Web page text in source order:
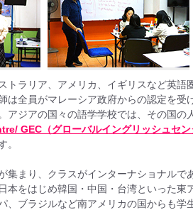
トラリア、アメリカ、イギリスなど英語
は全員がマレーシア政府からの認定を受
アジアの国々の語学学校では、その国の
GEC（グローバルイングリッシュセン
。
集まり、クラスがインターナショナルで
本をはじめ韓国・中国・台湾といった東
、ブラジルなど南アメリカの国からも学